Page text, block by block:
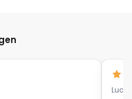
kan
Luc